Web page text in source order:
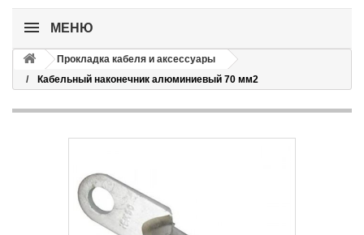
МЕНЮ
Прокладка кабеля и аксессуары
Кабельный наконечник алюминиевый 70 мм2